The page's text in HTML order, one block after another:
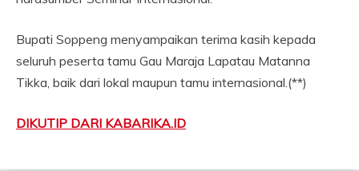
Bupati Soppeng menyampaikan terima kasih kepada
seluruh peserta tamu Gau Maraja Lapatau Matanna
Tikka, baik dari lokal maupun tamu internasional.(**)
DIKUTIP DARI KABARIKA.ID